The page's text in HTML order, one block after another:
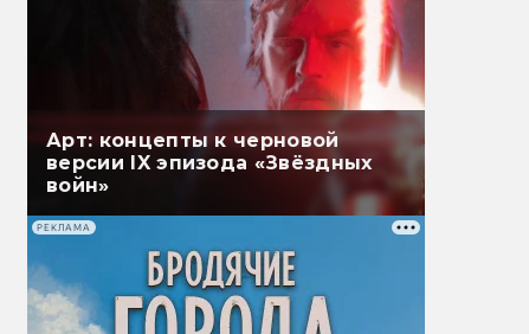
Арт: концепты к черновой
версии IX эпизода «Звёздных
войн»
РЕКЛАМА